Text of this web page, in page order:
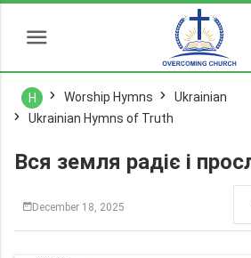
H Worship Hymns
Ukrainian
Ukrainian Hymns of Truth
Вся земля радіє і
December 18, 2025